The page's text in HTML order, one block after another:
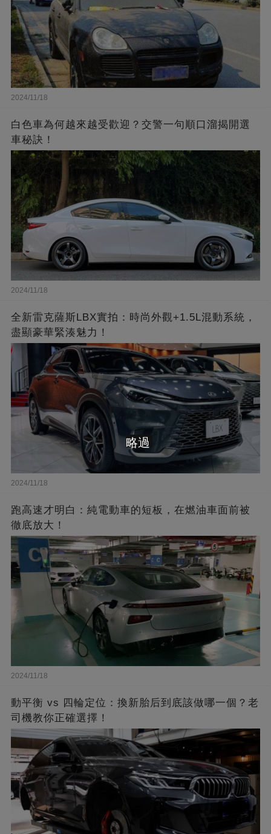
2024/11/18
白色車為何越來越受歡迎？交警一句順口溜揭開選
車秘訣！
2024/11/18
全新雷克薩斯LBX實拍：時尚外觀+1.5L混動系統，
盡顯豪華緊湊魅力！
2024/11/18
跑高速才明白：純電動車的短板，在燃油車面前被
徹底放大！
2024/11/18
動平衡 vs 四輪定位：換新胎后到底該做哪一個？老
司機教你正確選擇！
略過